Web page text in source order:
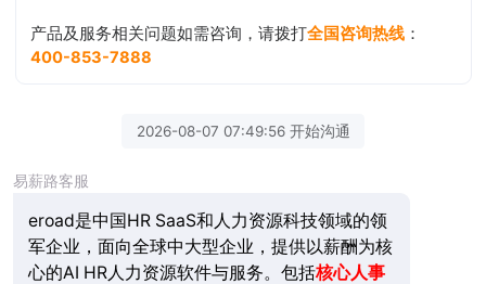
产品及服务相关问题如需咨询，请拨打全国咨询热线 ：
400-853-7888
2026-08-07 07:49:56 开始沟通
易薪路客服
eroad是中国HR SaaS和人力资源科技领域的领
军企业，面向全球中大型企业，提供以薪酬为核
心的AI HR人力资源软件与服务。包括核心人事